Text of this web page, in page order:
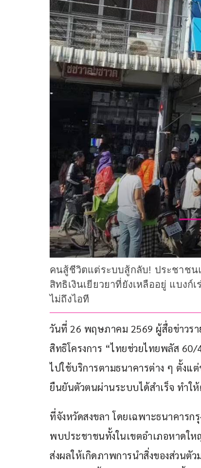
คนสู้ชีวิตแต่ระบบสู้กลับ! ประชาชน
สิทธิเงินเยียวยาที่ยังเหลืออยู่ แบง
ไม่ถึงไอที
วันที่ 26 พฤษภาคม 2569 ผู้สื่อข่าวรา
สิทธิโครงการ “ไทยช่วยไทยพลัส
ไปใช้บริการตามธนาคารต่าง ๆ ตั้งแ
ยืนยันตัวตนผ่านระบบได้สำเร็จ ทำใ
ที่จังหวัดสงขลา โดยเฉพาะธนาคาร
พบประชาชนทั้งในเขตอำเภอหาดใ
ส่งผลให้เกิดภาพการนำสิ่งของส่วนตั